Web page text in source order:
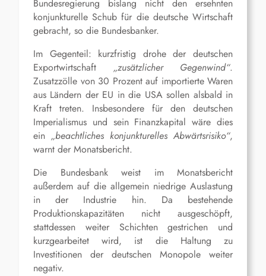
Bundesregierung bislang nicht den ersehnten
konjunkturelle Schub für die deutsche Wirtschaft
gebracht, so die Bundesbanker.
Im Gegenteil: kurzfristig drohe der deutschen
Exportwirtschaft „zusätzlicher Gegenwind“.
Zusatzzölle von 30 Prozent auf importierte Waren
aus Ländern der EU in die USA sollen alsbald in
Kraft treten. Insbesondere für den deutschen
Imperialismus und sein Finanzkapital wäre dies
ein „beachtliches konjunkturelles Abwärtsrisiko“,
warnt der Monatsbericht.
Die Bundesbank weist im Monatsbericht
außerdem auf die allgemein niedrige Auslastung
in der Industrie hin. Da bestehende
Produktionskapazitäten nicht ausgeschöpft,
stattdessen weiter Schichten gestrichen und
kurzgearbeitet wird, ist die Haltung zu
Investitionen der deutschen Monopole weiter
negativ.